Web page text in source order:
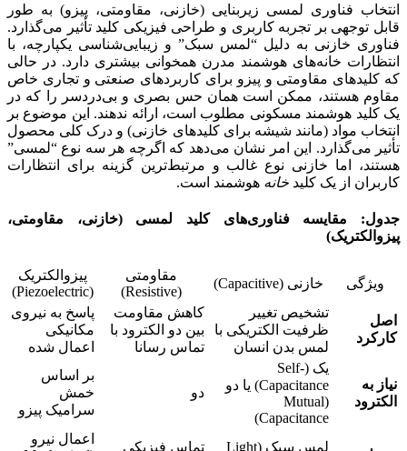
انتخاب فناوری لمسی زیربنایی (خازنی، مقاومتی، پیزو) به طور
قابل توجهی بر تجربه کاربری و طراحی فیزیکی کلید تأثیر می‌گذارد.
فناوری خازنی به دلیل “لمس سبک” و زیبایی‌شناسی یکپارچه، با
انتظارات خانه‌های هوشمند مدرن همخوانی بیشتری دارد. در حالی
که کلیدهای مقاومتی و پیزو برای کاربردهای صنعتی و تجاری خاص
مقاوم هستند، ممکن است همان حس بصری و بی‌دردسر را که در
یک کلید هوشمند مسکونی مطلوب است، ارائه ندهند. این موضوع بر
انتخاب مواد (مانند شیشه برای کلیدهای خازنی) و درک کلی محصول
تأثیر می‌گذارد. این امر نشان می‌دهد که اگرچه هر سه نوع “لمسی”
هستند، اما خازنی نوع غالب و مرتبط‌ترین گزینه برای انتظارات
کاربران از یک کلید خانه هوشمند است.
جدول: مقایسه فناوری‌های کلید لمسی (خازنی، مقاومتی،
پیزوالکتریک)
ویژگی خازنی (Capacitive)
مقاومتی
(Resistive)
پیزوالکتریک
(Piezoelectric)
اصل
کارکرد
تشخیص تغییر
ظرفیت الکتریکی با
لمس بدن انسان
کاهش مقاومت
بین دو الکترود با
تماس رسانا
پاسخ به نیروی
مکانیکی
اعمال شده
نیاز به
الکترود
یک (Self-
Capacitance) یا دو
(Mutual
Capacitance)
دو
بر اساس
خمش
سرامیک پیزو
لمس سبک (Light تماس فیزیکی
اعمال نیرو